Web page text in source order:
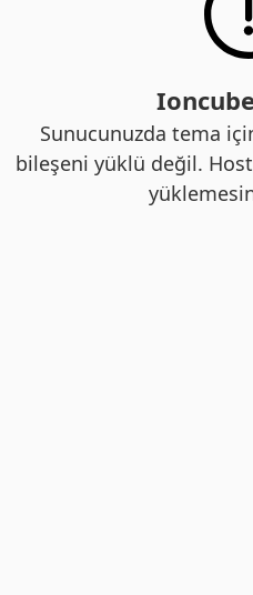
Sunucunuzda tema
bileşeni yüklü değil.